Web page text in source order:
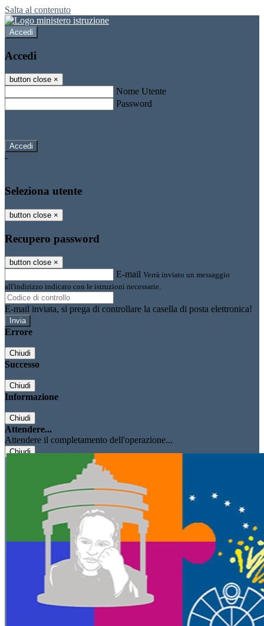
Salta al contenuto
Accedi
Accedi
button close ×
Nome Utente
Password
-
Seleziona utente
button close ×
Recupero password
button close ×
E-mail Verrà inviato un messaggio
all'indirizzo indicato con le istruzioni necessarie.
E-mail inviata, si prega di controllare la casella di posta elettronica!
Errore
Chiudi
Successo
Chiudi
Informazione
Chiudi
Attendere...
Attendere il completamento dell'operazione...
Chiudi